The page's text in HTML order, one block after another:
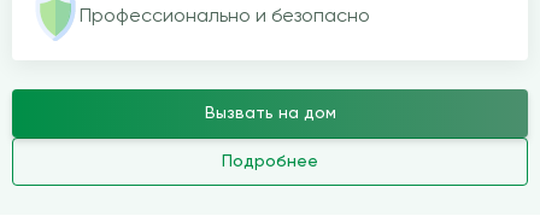
Профессионально и безопасно
Вызвать на дом
Подробнее